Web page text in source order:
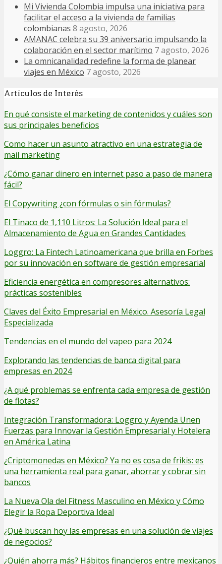
Mi Vivienda Colombia impulsa una iniciativa para
facilitar el acceso a la vivienda de familias
colombianas 8 agosto, 2026
AMANAC celebra su 39 aniversario impulsando la
colaboración en el sector marítimo 7 agosto, 2026
La omnicanalidad redefine la forma de planear
viajes en México 7 agosto, 2026
Artículos de Interés
En qué consiste el marketing de contenidos y cuáles son
sus principales beneficios
Como hacer un asunto atractivo en una estrategia de
mail marketing
¿Cómo ganar dinero en internet paso a paso de manera
fácil?
El Copywriting ¿con fórmulas o sin fórmulas?
El Tinaco de 1,110 Litros: La Solución Ideal para el
Almacenamiento de Agua en Grandes Cantidades
Loggro: La Fintech Latinoamericana que brilla en Forbes
por su innovación en software de gestión empresarial
Eficiencia energética en compresores alternativos:
prácticas sostenibles
Claves del Éxito Empresarial en México. Asesoría Legal
Especializada
Tendencias en el mundo del vapeo para 2024
Explorando las tendencias de banca digital para
empresas en 2024
¿A qué problemas se enfrenta cada empresa de gestión
de flotas?
Integración Transformadora: Loggro y Ayenda Unen
Fuerzas para Innovar la Gestión Empresarial y Hotelera
en América Latina
¿Criptomonedas en México? Ya no es cosa de frikis: es
una herramienta real para ganar, ahorrar y cobrar sin
bancos
La Nueva Ola del Fitness Masculino en México y Cómo
Elegir la Ropa Deportiva Ideal
¿Qué buscan hoy las empresas en una solución de viajes
de negocios?
¿Quién ahorra más? Hábitos financieros entre mexicanos